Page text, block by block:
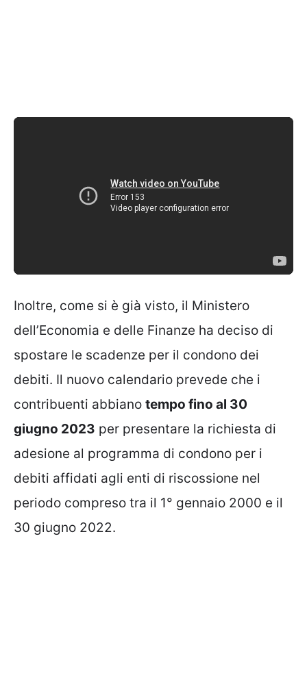
Inoltre, come si è già visto, il Ministero
dell’Economia e delle Finanze ha deciso di
spostare le scadenze per il condono dei
debiti. Il nuovo calendario prevede che i
contribuenti abbiano tempo fino al 30
giugno 2023 per presentare la richiesta di
adesione al programma di condono per i
debiti affidati agli enti di riscossione nel
periodo compreso tra il 1° gennaio 2000 e il
30 giugno 2022.